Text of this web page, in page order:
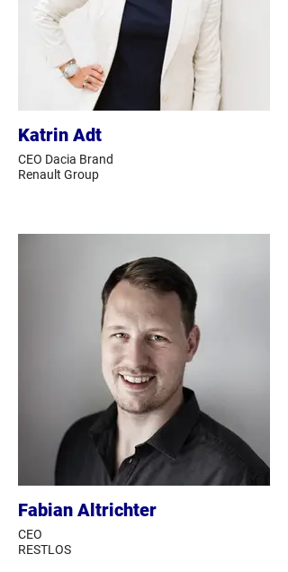
Katrin Adt
CEO Dacia Brand
Renault Group
Fabian Altrichter
CEO
RESTLOS